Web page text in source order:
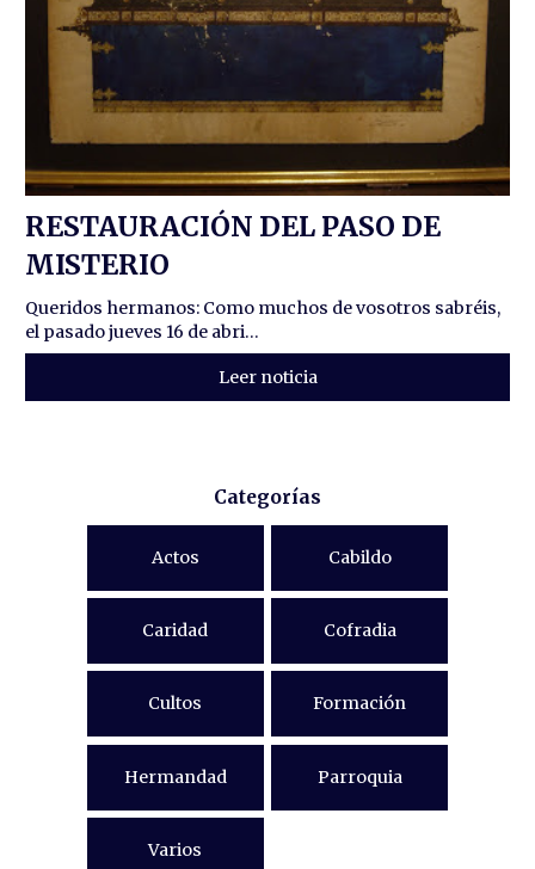
RESTAURACIÓN DEL PASO DE
MISTERIO
Queridos hermanos: Como muchos de vosotros sabréis,
el pasado jueves 16 de abri...
Leer noticia
Categorías
Actos Cabildo
Caridad Cofradia
Cultos Formación
Hermandad Parroquia
Varios